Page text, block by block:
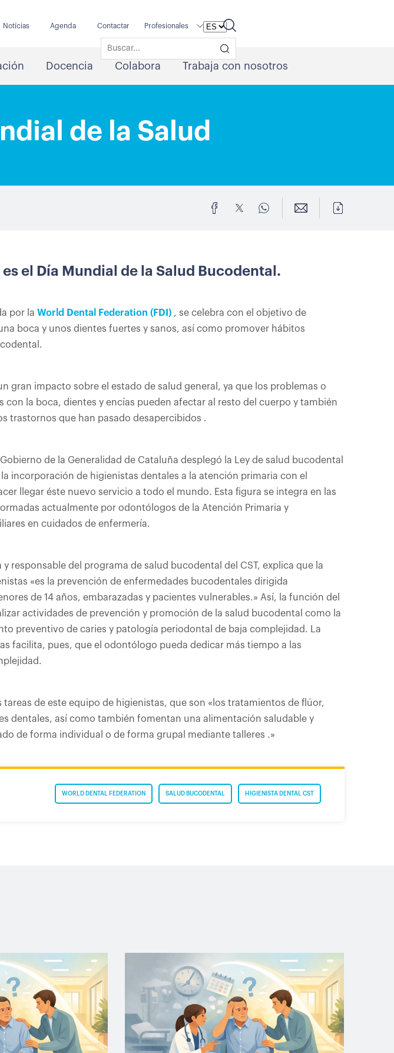
Notícias Agenda Contactar Profesionales
Docencia Colabora Trabaja con nosotros
de la Salud
es el Día Mundial de la Salud Bucodental.
por la World Dental Federation (FDI), se celebra con el objetivo de
boca y unos dientes fuertes y sanos, así como promover hábitos
gran impacto sobre el estado de salud general, ya que los problemas o
con la boca, dientes y encías pueden afectar al resto del cuerpo y también
trastornos que han pasado desapercibidos .
de la Generalidad de Cataluña desplegó la Ley de salud bucodental
incorporación de higienistas dentales a la atención primaria con el
llegar éste nuevo servicio a todo el mundo. Esta figura se integra en las
actualmente por odontólogos de la Atención Primaria y
en cuidados de enfermería.
responsable del programa de salud bucodental del CST, explica que la
«es la prevención de enfermedades bucodentales dirigida
de 14 años, embarazadas y pacientes vulnerables.» Así, la función del
actividades de prevención y promoción de la salud bucodental como la
preventivo de caries y patología periodontal de baja complejidad. La
facilita, pues, que el odontólogo pueda dedicar más tiempo a las
tareas de este equipo de higienistas, que son «los tratamientos de flúor,
dentales, así como también fomentan una alimentación saludable y
de forma individual o de forma grupal mediante talleres .»
HIGIENISTA DENTAL CST
SALUD BUCODENTAL
WORLD DENTAL FEDERATION